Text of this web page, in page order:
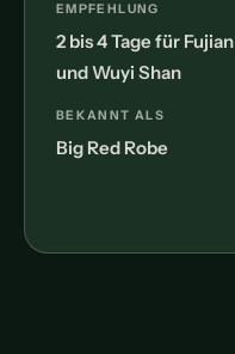
EMPFEHLUNG
2 bis 4 Tage für Fujian
und Wuyi Shan
BEKANNT ALS
Big Red Robe